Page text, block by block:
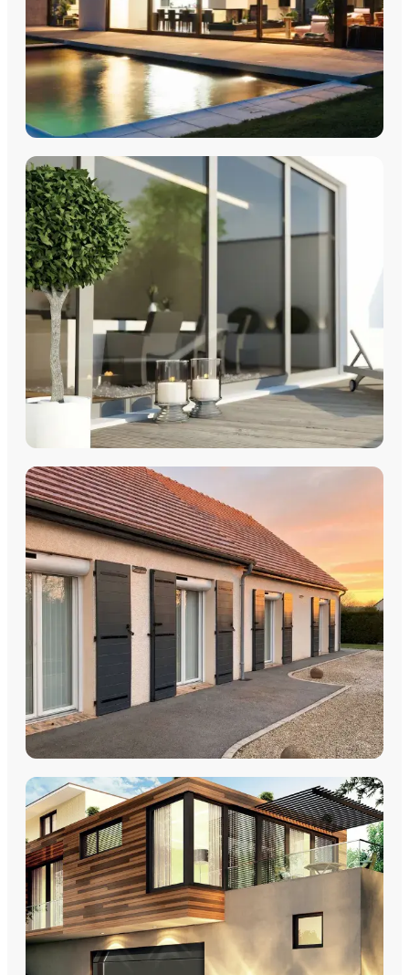
FENÊTRES
Fenêtres PVC Fenêtres Aluminium
Fenêtres Multimatériaux
Fenêtres Bois
Découvrez nos fenêtres PVC, aluminium, bois et
multimatériaux, avec pose par les équipes Plein Jour Habitat.
DÉCOUVRIR
COULISSANTS & BAIES VITRÉES
Coulissants Aluminium
Découvrez nos Baies coulissantes et portes-fenêtres
aluminium avec pose par les équipes Plein Jour Habitat.
DÉCOUVRIR
VOLETS
Volets Roulants Volets Coulissants Volets Battants
Découvrez nos volets roulants, coulissants et battants avec
pose par les équipes Plein Jour Habitat.
DÉCOUVRIR